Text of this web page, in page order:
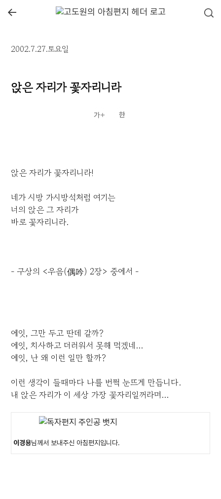
←
2002.7.27.토요일
앉은 자리가 꽃자리니라
앉은 자리가 꽃자리니라!
네가 시방 가시방석처럼 여기는
너의 앉은 그 자리가
바로 꽃자리니라.
- 구상의 <우음(偶吟) 2장> 중에서 -
에잇, 그만 두고 딴데 갈까?
에잇, 치사하고 더러워서 못해 먹겠네...
에잇, 난 왜 이런 일만 할까?
이런 생각이 들때마다 나를 번쩍 눈뜨게 만듭니다.
내 앉은 자리가 이 세상 가장 꽃자리일꺼라며...
이경용님께서 보내주신 아침편지입니다.